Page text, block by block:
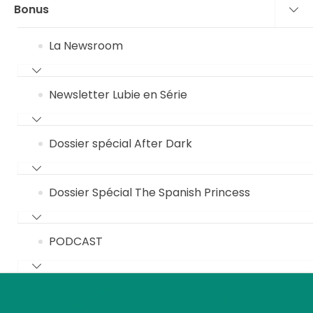
Bonus
La Newsroom
Newsletter Lubie en Série
Dossier spécial After Dark
Dossier Spécial The Spanish Princess
PODCAST